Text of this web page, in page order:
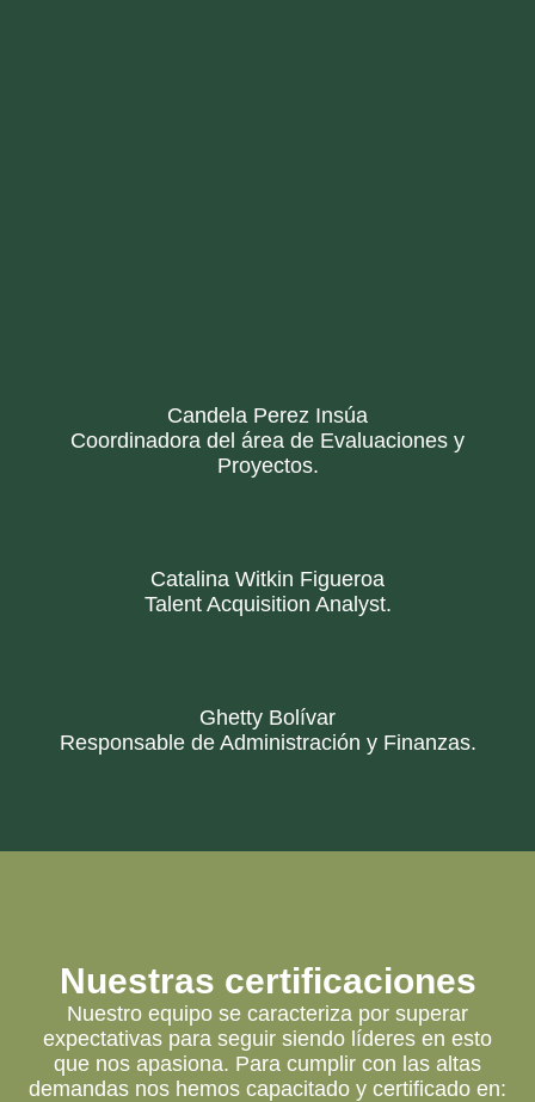
Candela Perez Insúa
Coordinadora del área de Evaluaciones y
Proyectos.
Catalina Witkin Figueroa
Talent Acquisition Analyst.
Ghetty Bolívar
Responsable de Administración y Finanzas.
Nuestras certificaciones
Nuestro equipo se caracteriza por superar
expectativas para seguir siendo líderes en esto
que nos apasiona. Para cumplir con las altas
demandas nos hemos capacitado y certificado en: